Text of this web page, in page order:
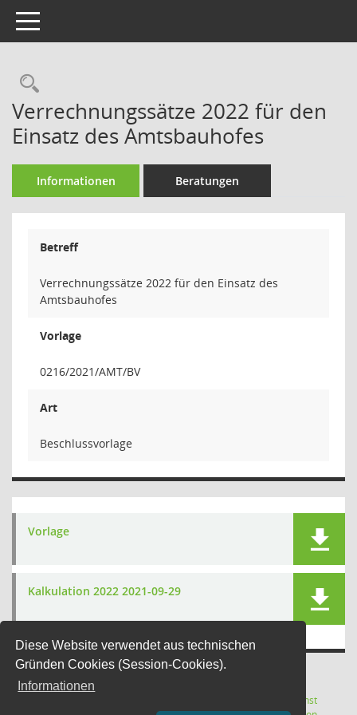
Diese Website verwendet aus technischen
Gründen Cookies (Session-Cookies).
Informationen
Toggle navigation
Rechercheauswahl
Verrechnungssätze 2022 für den
Einsatz des Amtsbauhofes
Informationen Beratungen
Betreff
Verrechnungssätze 2022 für den Einsatz des
Amtsbauhofes
Vorlage
0216/2021/AMT/BV
Art
Beschlussvorlage
Vorlage
Kalkulation 2022 2021-09-29
Sitzungsdienst